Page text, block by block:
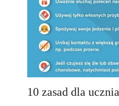
10 zasad dla ucznia